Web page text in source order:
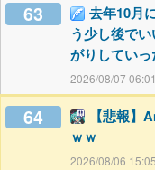
63
去年10月
う少し後で
がりしていっ
2026/08/07 06:01
64
【悲報】
ｗｗ
2026/08/06 15:05